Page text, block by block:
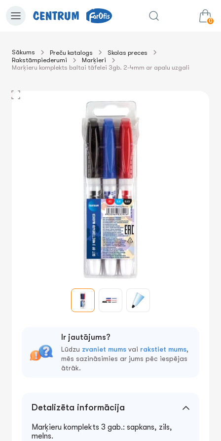
0
uz grozu Summa: 0.00€
Sākums Preču katalogs
Skolas preces
Rakstāmpiederumi
Marķieri
Marķieru komplekts baltai tāfelei 3gb. 2-4mm ar apaІu uzgali
Ir jautājums?
Lūdzu zvaniet mums vai rakstiet mums,
mēs sazināsimies ar jums pēc iespējas
ātrāk.
Detalizēta informācija
Marķieru komplekts 3 gab.: sapkans, zils,
melns.